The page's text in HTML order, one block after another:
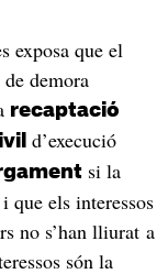
exposa que el
demora
recaptació
d’execució
si la
que els interessos
no s’han lliurat a
són la